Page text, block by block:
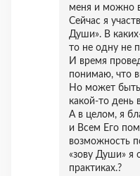
меня и можно
Сейчас я
Души». В
то не одну не
И время
понимаю, что
Но может
какой-то день
А в целом, я
и Всем Его
возможность
«зову Души» я
практиках.?